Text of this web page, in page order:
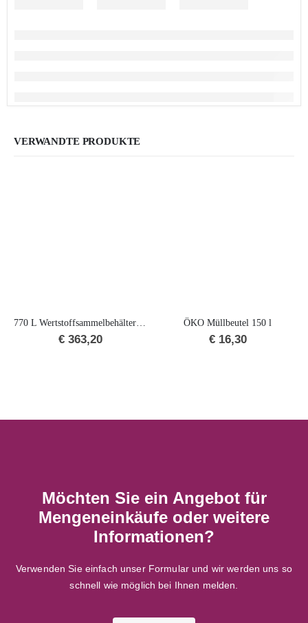
VERWANDTE PRODUKTE
770 L Wertstoffsammelbehälter „C“
€ 363,20
ÖKO Müllbeutel 150 l
€16,30
Möchten Sie ein Angebot für
Mengeneinkäufe oder weitere
Informationen?
Verwenden Sie einfach unser Formular und wir werden uns so
schnell wie möglich bei Ihnen melden.